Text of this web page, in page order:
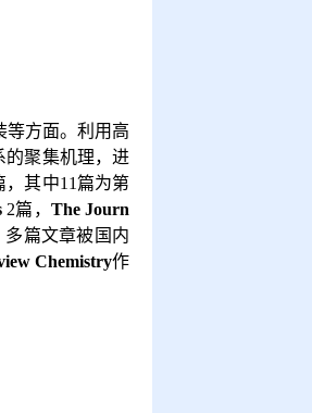
方面。 利用高
的聚集机理，进
，其中11篇为第
2篇， The Journ
多篇文章被国内
Chemistry作